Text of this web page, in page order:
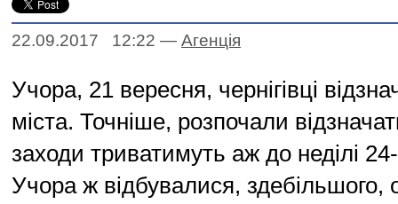
22.09.2017 12:22 — Агенцiя
Учора, 21 вересня, чернігівці
міста. Точніше, розпочали
заходи триватимуть аж до неділі
Учора ж відбувалися, здебільшого,